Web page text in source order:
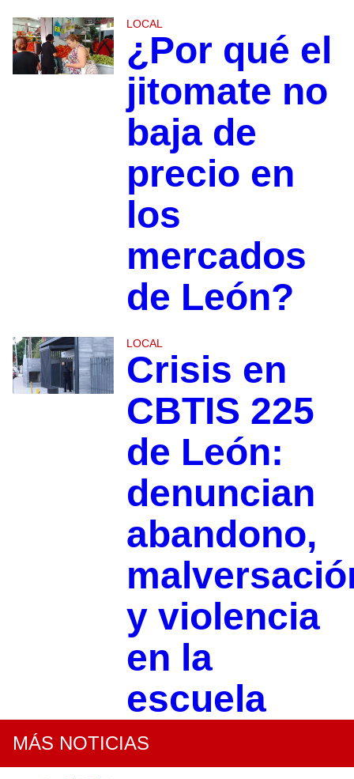
LOCAL
¿Por qué el
jitomate no
baja de
precio en
los
mercados
de León?
LOCAL
Crisis en
CBTIS 225
de León:
denuncian
abandono,
y violencia
en la
escuela
MÁS NOTICIAS